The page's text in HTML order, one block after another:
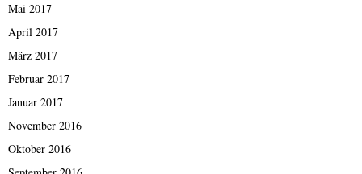
Mai 2017
April 2017
März 2017
Februar 2017
Januar 2017
November 2016
Oktober 2016